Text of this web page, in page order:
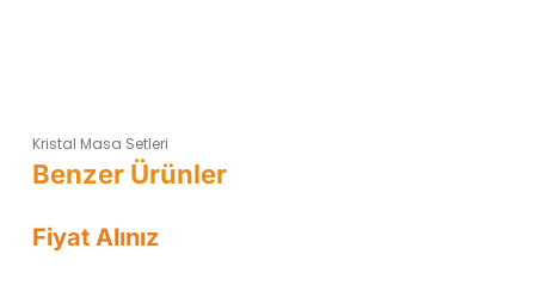
Kristal Masa Setleri
Fiyat Alınız